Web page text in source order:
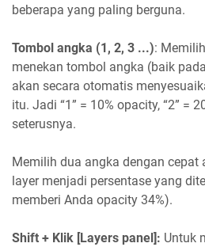
beberapa yang paling berguna.
Tombol angka (1, 2, 3 ...):
menekan tombol angka (baik
akan secara otomatis
itu. Jadi “1” = 10% opacity, “2” =
seterusnya.
Memilih dua angka dengan
layer menjadi persentase yang
memberi Anda opacity 34%).
Shift + Klik [Layers panel]: Untuk